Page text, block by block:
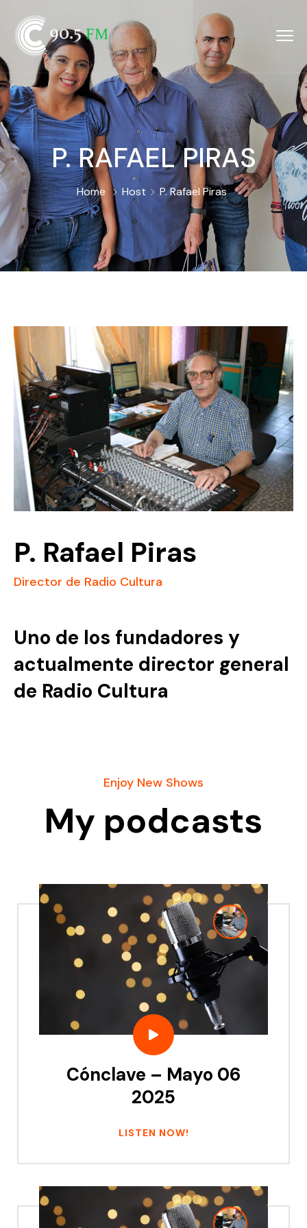
P. RAFAEL PIRAS
Home Host P. Rafael Piras
P. Rafael Piras
Director de Radio Cultura
Uno de los fundadores y
actualmente director general
de Radio Cultura
Enjoy New Shows
My podcasts
Cónclave – Mayo 06
2025
LISTEN NOW!